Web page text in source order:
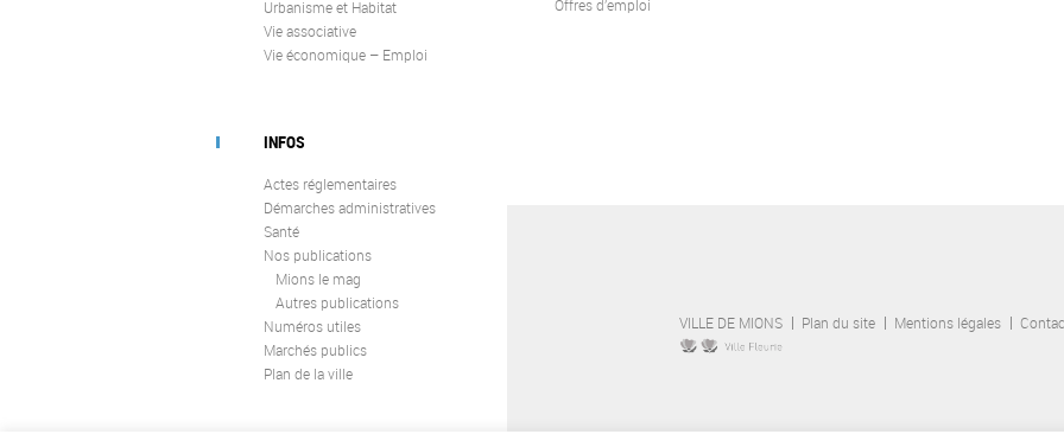
Urbanisme et Habitat
Vie associative
Vie économique – Emploi
Offres d’emploi
INFOS
Actes réglementaires
Démarches administratives
Santé
Nos publications
Mions le mag
Autres publications
Numéros utiles
Marchés publics
Plan de la ville
VILLE DE MIONS Plan du site Mentions légales